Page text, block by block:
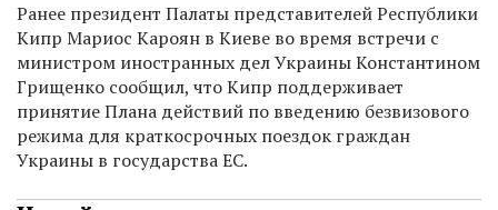
Ранее президент Палаты представителей Республики
Кипр Мариос Кароян в Киеве во время встречи с
министром иностранных дел Украины Константином
Грищенко сообщил, что Кипр поддерживает
принятие Плана действий по введению безвизового
режима для краткосрочных поездок граждан
Украины в государства ЕС.